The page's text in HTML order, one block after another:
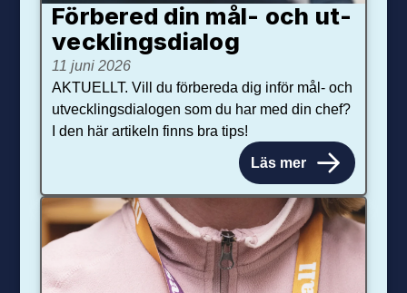
Förbered din mål- och ut­
veck­lings­dialog
11 juni 2026
AKTUELLT. Vill du förbereda dig inför mål- och
utvecklingsdialogen som du har med din chef?
I den här artikeln finns bra tips!
Läs mer